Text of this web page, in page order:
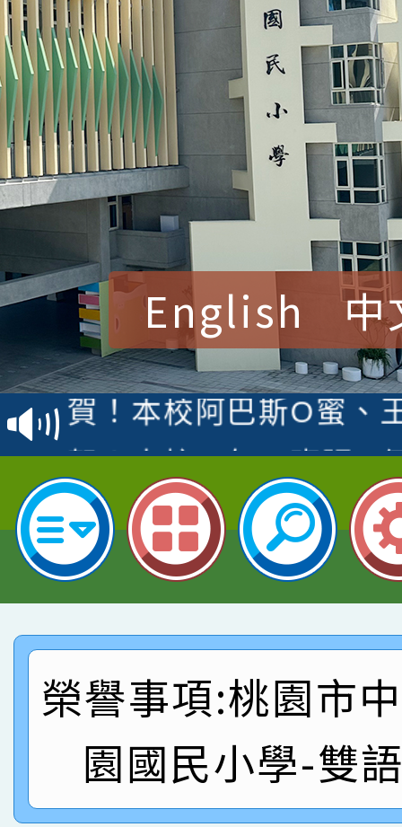
English 中
賀！本校參加桃園市中
賽 洪綺君教師榮獲社
名
賀！本校阿巴斯O蜜、
倩參加桃園市科展 國
名 指導老師王老師、
賀！本校四年二班張O
園市英語競賽國小朗讀
指導老師林老師
賀！本校參加桃園市中
賽 劉文瑛教師榮獲教
臺灣台語-第二名
賀！本校參與2026世
市賽榮獲科學小創客佳
創客第三名。
賀！本校參加桃園市中
賽 洪綺君教師榮獲社
名
賀！本校阿巴斯O蜜、
倩參加桃園市科展 國
名 指導老師王老師、
賀！本校四年二班張O
園市英語競賽國小朗
指導老師林老師
賀！本校參加桃園市中
賽 劉文瑛教師榮獲教
賀！本校參與2026世
榮譽事項:桃園市
園國民小學-雙